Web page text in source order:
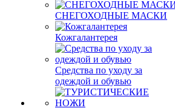
СНЕГОХОДНЫЕ МАСКИ
Кожгалантерея
Средства по уходу за
одеждой и обувью